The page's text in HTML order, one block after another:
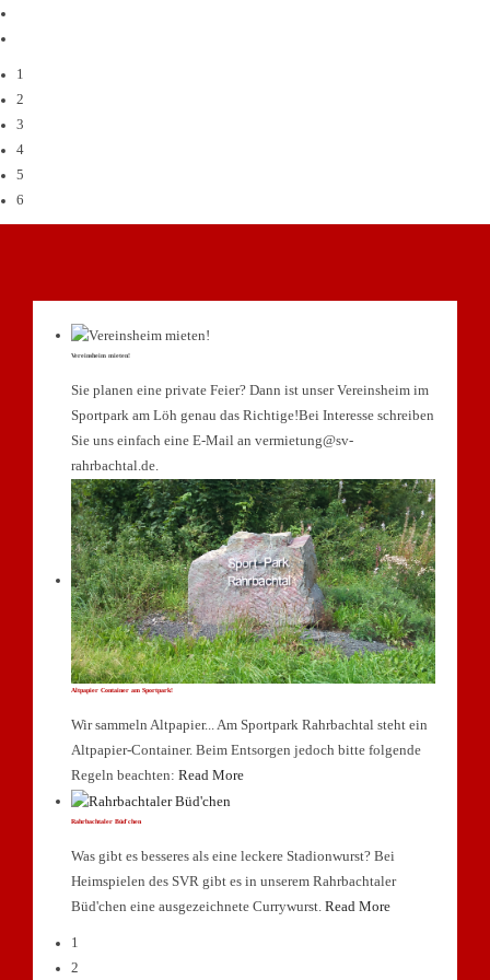
1
2
3
4
5
6
Vereinsheim mieten!
Sie planen eine private Feier? Dann ist unser Vereinsheim im
Sportpark am Löh genau das Richtige!Bei Interesse schreiben
Sie uns einfach eine E-Mail an vermietung@sv-
rahrbachtal.de.
Altpapier Container am Sportpark!
Wir sammeln Altpapier... Am Sportpark Rahrbachtal steht ein
Altpapier-Container. Beim Entsorgen jedoch bitte folgende
Regeln beachten: Read More
Rahrbachtaler Büd'chen
Was gibt es besseres als eine leckere Stadionwurst? Bei
Heimspielen des SVR gibt es in unserem Rahrbachtaler
Büd'chen eine ausgezeichnete Currywurst. Read More
1
2